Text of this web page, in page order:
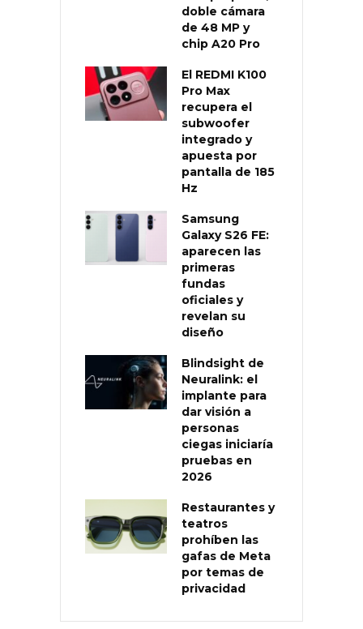
doble cámara
de 48 MP y
chip A20 Pro
El REDMI K100
Pro Max
recupera el
subwoofer
integrado y
apuesta por
pantalla de 185
Hz
Samsung
Galaxy S26 FE:
aparecen las
primeras
fundas
oficiales y
revelan su
diseño
Blindsight de
Neuralink: el
implante para
dar visión a
personas
ciegas iniciaría
pruebas en
2026
Restaurantes y
teatros
prohíben las
gafas de Meta
por temas de
privacidad